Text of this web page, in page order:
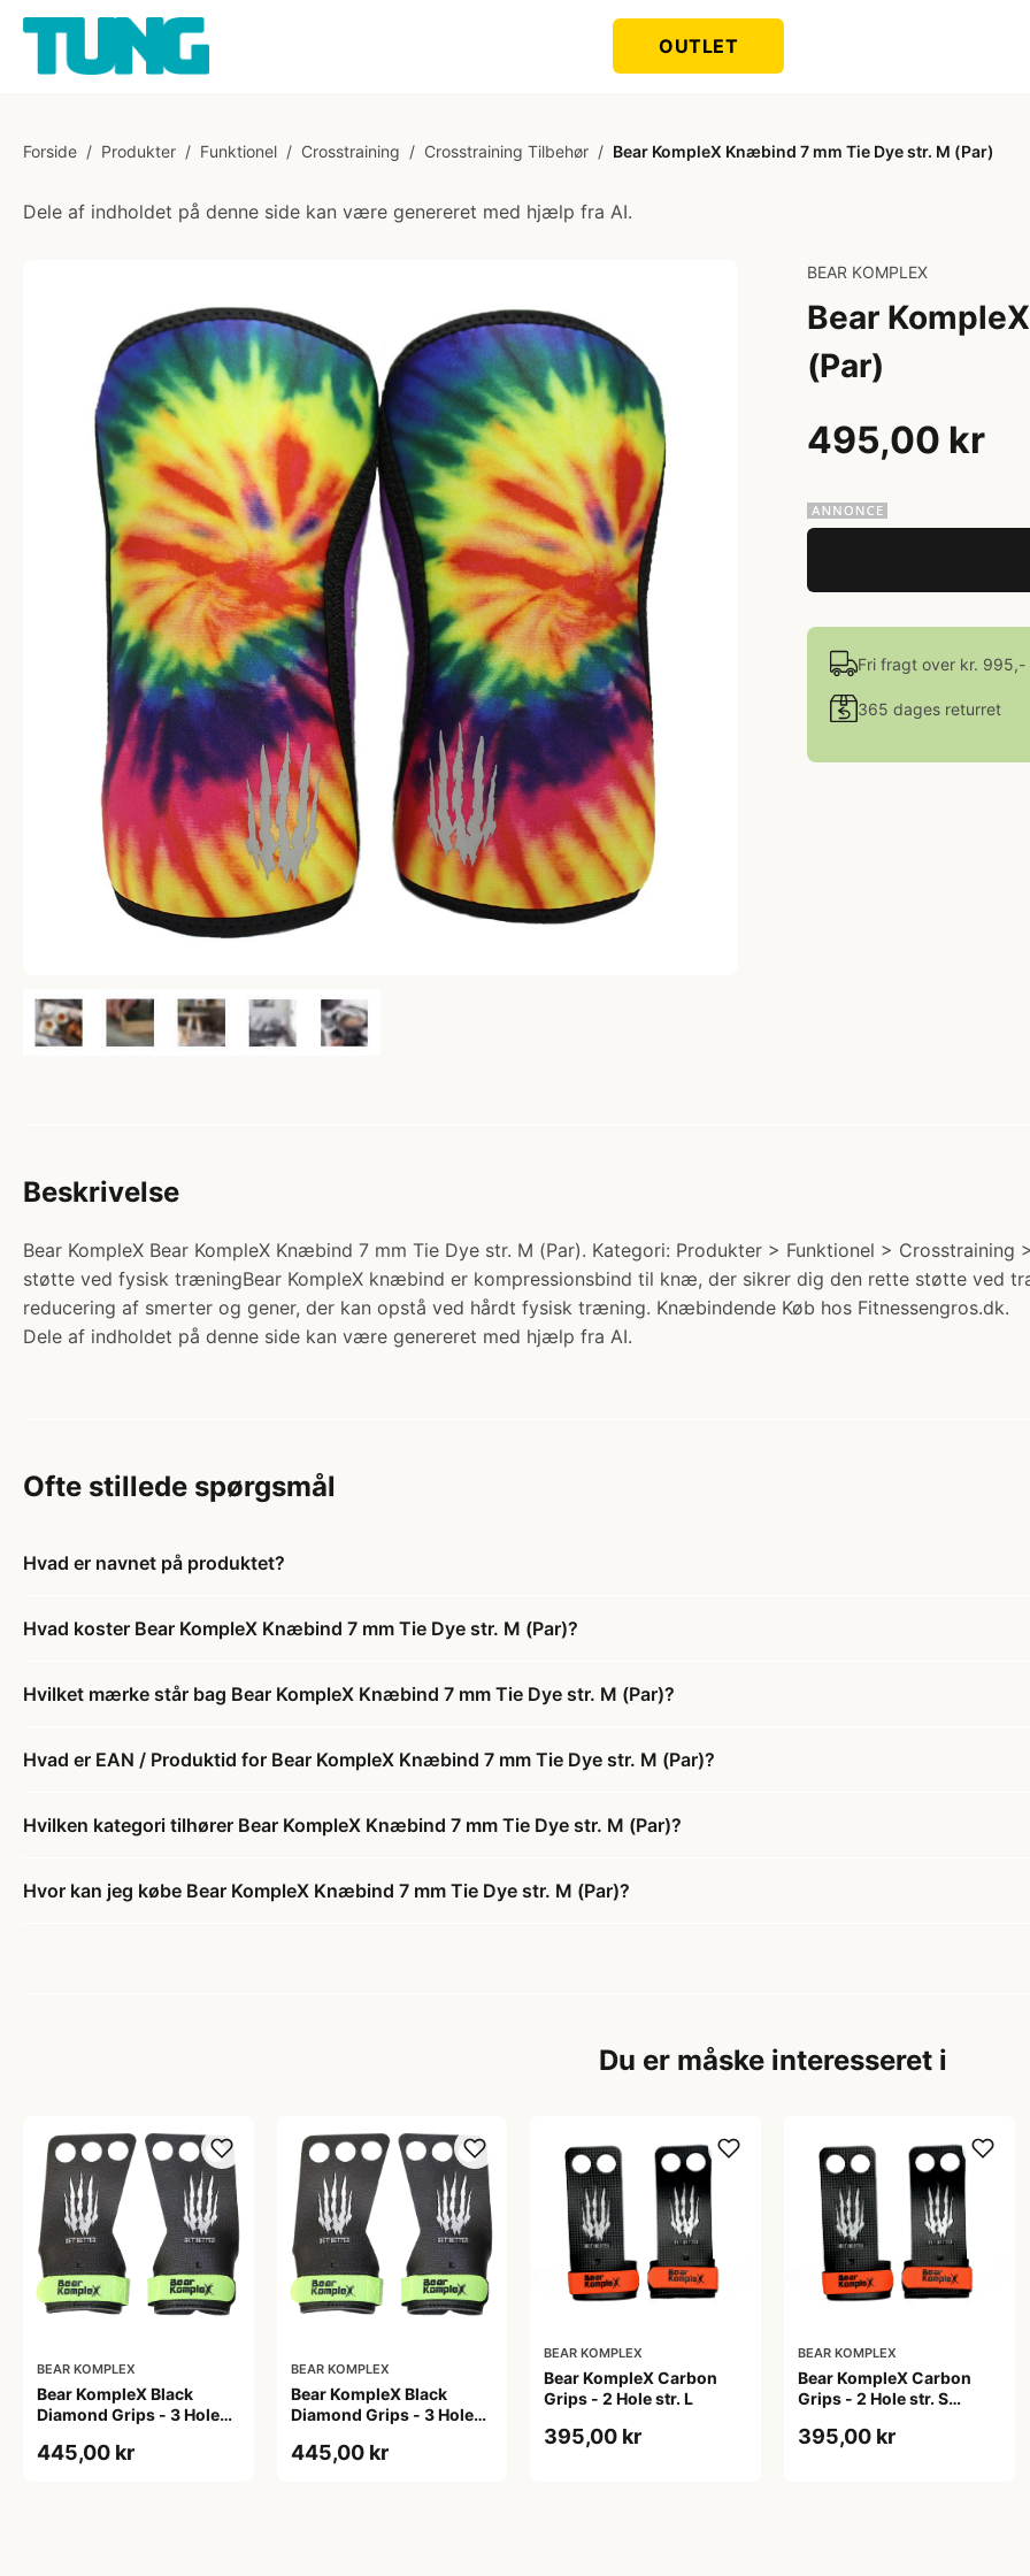
OUTLET
Forside / Produkter / Funktionel / Crosstraining / Crosstraining Tilbehør / Bear KompleX Knæbind 7 mm Tie Dye str. M (Par)
Dele af indholdet på denne side kan være genereret med hjælp fra AI.
BEAR KOMPLEX
Bear
(Par)
495,00 kr
Fri fragt over kr. 995,-
365 dages returret
Beskrivelse
Bear KompleX Bear KompleX Knæbind 7 mm Tie Dye str. M (Par). Kategori: Produkter > Funktionel >
støtte ved fysisk træningBear KompleX knæbind er kompressionsbind til knæ, der sikrer dig den rette støtte ved
reducering af smerter og gener, der kan opstå ved hårdt fysisk træning. Knæbindende Køb hos Fitnessengros.dk.
Dele af indholdet på denne side kan være genereret med hjælp fra AI.
Ofte stillede spørgsmål
Hvad er navnet på produktet?
Hvad koster Bear KompleX Knæbind 7 mm Tie Dye str. M (Par)?
Hvilket mærke står bag Bear KompleX Knæbind 7 mm Tie Dye str. M (Par)?
Hvad er EAN / Produktid for Bear KompleX Knæbind 7 mm Tie Dye str. M (Par)?
Hvilken kategori tilhører Bear KompleX Knæbind 7 mm Tie Dye str. M (Par)?
Hvor kan jeg købe Bear KompleX Knæbind 7 mm Tie Dye str. M (Par)?
Du er måske interesseret i
BEAR KOMPLEX
Bear KompleX Black
Diamond Grips - 3 Hole
445,00 kr
BEAR KOMPLEX
Bear KompleX Black
Diamond Grips - 3 Hole
445,00 kr
BEAR KOMPLEX
Bear KompleX Carbon
Grips - 2 Hole str. L
395,00 kr
BEAR KOMPLEX
Bear KompleX Carbon
Grips - 2 Hole str. S
sort
395,00 kr